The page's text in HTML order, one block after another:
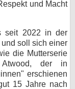
und Macht
seit 2022 in der
soll sich einer
die Mutterserie
der in
erschienen
15 Jahre nach